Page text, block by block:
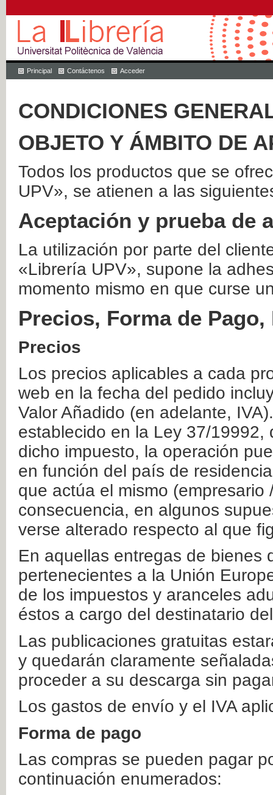
Principal Contáctenos Acceder
CONDICIONES
OBJETO Y ÁMBITO DE
Todos los productos que se
UPV», se atienen a las
Aceptación y prueba de
La utilización por parte del
«Librería UPV», supone la
momento mismo en que curse
Precios, Forma de
Precios
Los precios aplicables a cada
web en la fecha del pedido
Valor Añadido (en adelante,
establecido en la Ley 37/
dicho impuesto, la operación
en función del país de
que actúa el mismo
consecuencia, en algunos
verse alterado respecto al que
En aquellas entregas de bienes
pertenecientes a la Unión
de los impuestos y aranceles
éstos a cargo del destinatario
Las publicaciones gratuitas
y quedarán claramente
proceder a su descarga sin
Los gastos de envío y el IVA
Forma de pago
Las compras se pueden pagar
continuación enumerados: